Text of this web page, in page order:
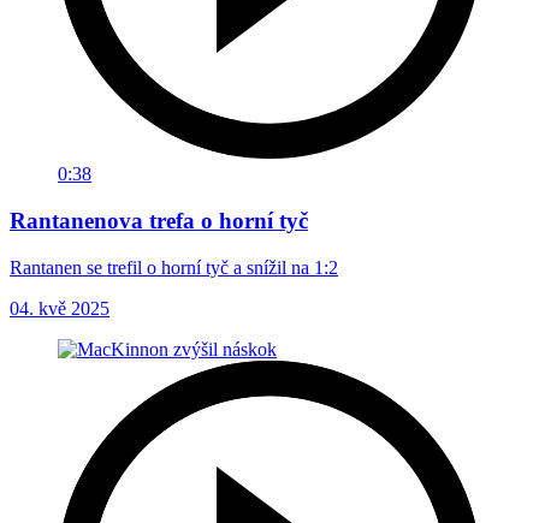
0:38
Rantanenova trefa o horní tyč
Rantanen se trefil o horní tyč a snížil na 1:2
04. kvě 2025